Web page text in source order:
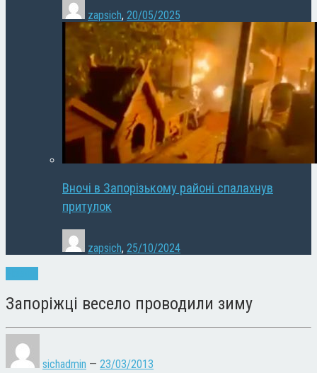
zapsich, 20/05/2025
Вночі в Запорізькому районі спалахнув
притулок
zapsich, 25/10/2024
Запоріжці весело проводили зиму
sichadmin — 23/03/2013